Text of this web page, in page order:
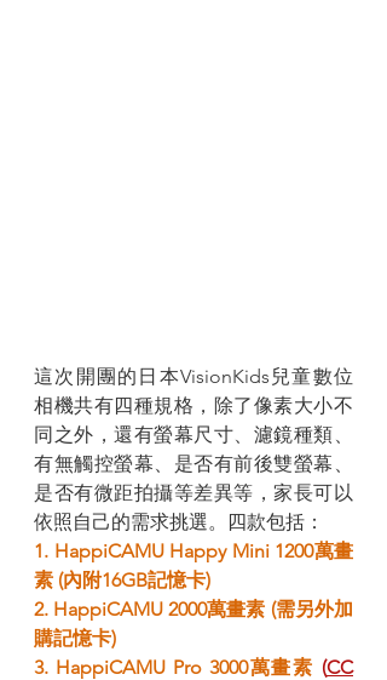
這次開團的日本VisionKids兒童數位
相機共有四種規格，除了像素大小不
同之外，還有螢幕尺寸、濾鏡種類、
有無觸控螢幕、是否有前後雙螢幕、
是否有微距拍攝等差異等，家長可以
依照自己的需求挑選。四款包括：
1. HappiCAMU Happy Mini 1200萬畫
素 (內附16GB記憶卡)
2. HappiCAMU 2000萬畫素 (需另外加
購記憶卡)
3. HappiCAMU Pro 3000萬畫素 (CC